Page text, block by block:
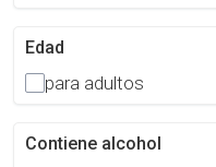
Edad
para adultos
Contiene alcohol